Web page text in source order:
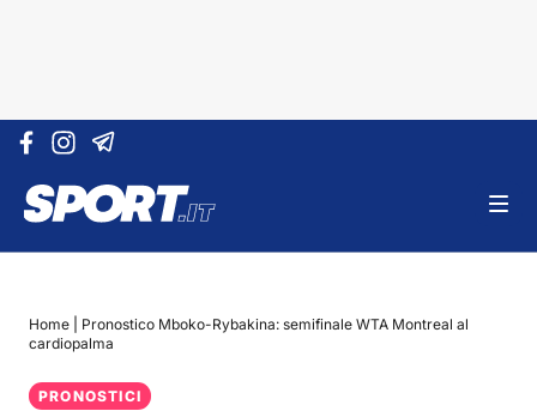
Vai al contenuto
Home
Pronostico Mboko-Rybakina: semifinale WTA Montreal al
cardiopalma
PRONOSTICI